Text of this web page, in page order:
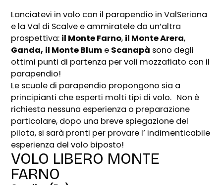
Lanciatevi in volo con il parapendio in ValSeriana
e la Val di Scalve e ammiratele da un’altra
prospettiva: il Monte Farno, il Monte Arera,
Ganda, il Monte Blum e Scanapà sono degli
ottimi punti di partenza per voli mozzafiato con il
parapendio!
Le scuole di parapendio propongono sia a
principianti che esperti molti tipi di volo. Non è
richiesta nessuna esperienza o preparazione
particolare, dopo una breve spiegazione del
pilota, si sarà pronti per provare l’ indimenticabile
esperienza del volo biposto!
VOLO LIBERO MONTE
FARNO